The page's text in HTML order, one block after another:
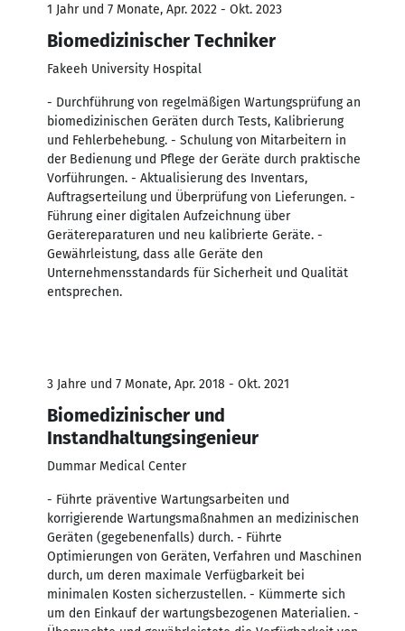
1 Jahr und 7 Monate, Apr. 2022 - Okt. 2023
Biomedizinischer Techniker
Fakeeh University Hospital
- Durchführung von regelmäßigen Wartungsprüfung an
biomedizinischen Geräten durch Tests, Kalibrierung
und Fehlerbehebung. - Schulung von Mitarbeitern in
der Bedienung und Pflege der Geräte durch praktische
Vorführungen. - Aktualisierung des Inventars,
Auftragserteilung und Überprüfung von Lieferungen. -
Führung einer digitalen Aufzeichnung über
Gerätereparaturen und neu kalibrierte Geräte. -
Gewährleistung, dass alle Geräte den
Unternehmensstandards für Sicherheit und Qualität
entsprechen.
3 Jahre und 7 Monate, Apr. 2018 - Okt. 2021
Biomedizinischer und
Instandhaltungsingenieur
Dummar Medical Center
- Führte präventive Wartungsarbeiten und
korrigierende Wartungsmaßnahmen an medizinischen
Geräten (gegebenenfalls) durch. - Führte
Optimierungen von Geräten, Verfahren und Maschinen
durch, um deren maximale Verfügbarkeit bei
minimalen Kosten sicherzustellen. - Kümmerte sich
um den Einkauf der wartungsbezogenen Materialien. -